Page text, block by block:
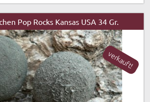
Pop Rocks Kansas USA 34 Gr.
verkauft!